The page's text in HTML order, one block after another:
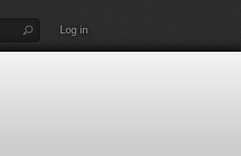
Log in